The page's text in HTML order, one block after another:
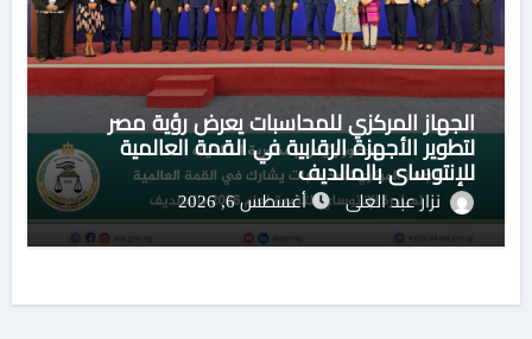
الجهاز المركزي للمحاسبات يعرض رؤية مصر
لتطوير الأجهزة الرقابية في القمة العالمية
للإنتوساي بالمالديف
نزار عبد العلى أغسطس 6, 2026